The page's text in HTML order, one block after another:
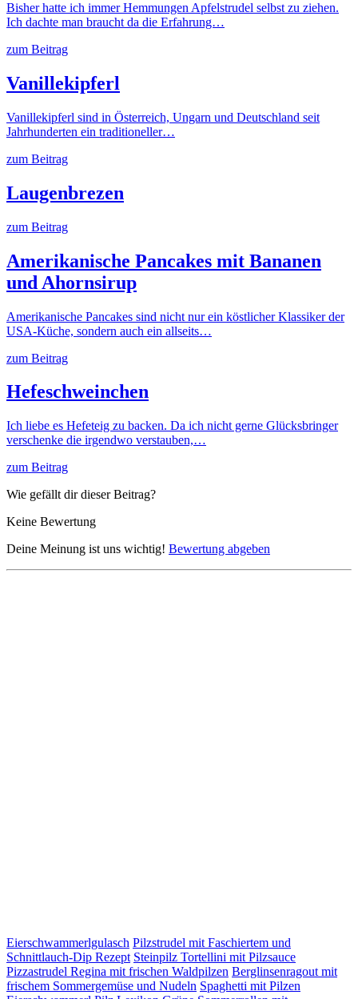
Bisher hatte ich immer Hemmungen Apfelstrudel selbst zu ziehen.
Ich dachte man braucht da die Erfahrung…
zum Beitrag
Vanillekipferl
Vanillekipferl sind in Österreich, Ungarn und Deutschland seit
Jahrhunderten ein traditioneller…
zum Beitrag
Laugenbrezen
zum Beitrag
Amerikanische Pancakes mit Bananen
und Ahornsirup
Amerikanische Pancakes sind nicht nur ein köstlicher Klassiker der
USA-Küche, sondern auch ein allseits…
zum Beitrag
Hefeschweinchen
Ich liebe es Hefeteig zu backen. Da ich nicht gerne Glücksbringer
verschenke die irgendwo verstauben,…
zum Beitrag
Wie gefällt dir dieser Beitrag?
Keine Bewertung
Deine Meinung ist uns wichtig! Bewertung abgeben
Eierschwammerlgulasch Pilzstrudel mit Faschiertem und
Schnittlauch-Dip Rezept Steinpilz Tortellini mit Pilzsauce
Pizzastrudel Regina mit frischen Waldpilzen Berglinsenragout mit
frischem Sommergemüse und Nudeln Spaghetti mit Pilzen